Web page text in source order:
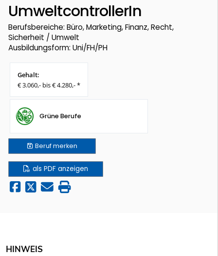
UmweltcontrollerIn
Berufsbereiche: Büro, Marketing, Finanz, Recht,
Sicherheit / Umwelt
Ausbildungsform: Uni/FH/PH
Gehalt:
€ 3.060,- bis € 4.280,- *
Grüne Berufe
Berufmerken
als PDF anzeigen
HINWEIS